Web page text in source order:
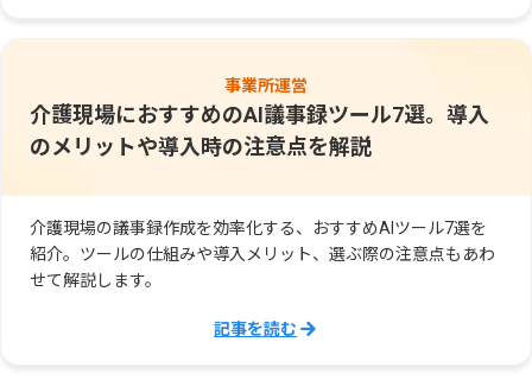
事業所運営
介護現場におすすめのAI議事録ツール7選。導入
のメリットや導入時の注意点を解説
介護現場の議事録作成を効率化する、おすすめAIツール7選を
紹介。ツールの仕組みや導入メリット、選ぶ際の注意点もあわ
せて解説します。
記事を読む